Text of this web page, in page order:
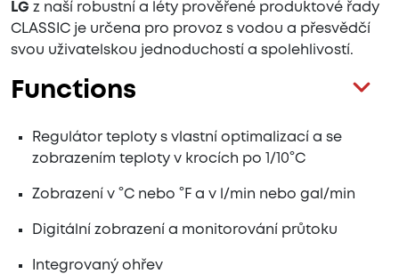
LG z naší robustní a léty prověřené produktové řady
CLASSIC je určena pro provoz s vodou a přesvědčí
svou uživatelskou jednoduchostí a spolehlivostí.
Functions
Regulátor teploty s vlastní optimalizací a se
zobrazením teploty v krocích po 1/10°C
Zobrazení v °C nebo °F a v l/min nebo gal/min
Digitální zobrazení a monitorování průtoku
Integrovaný ohřev